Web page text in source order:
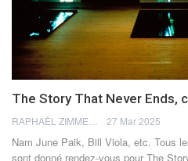
The Story That Never Ends,
27 Mar 2025
Nam June Paik, Bill Viola, etc. Tous
sont donné rendez-vous pour The